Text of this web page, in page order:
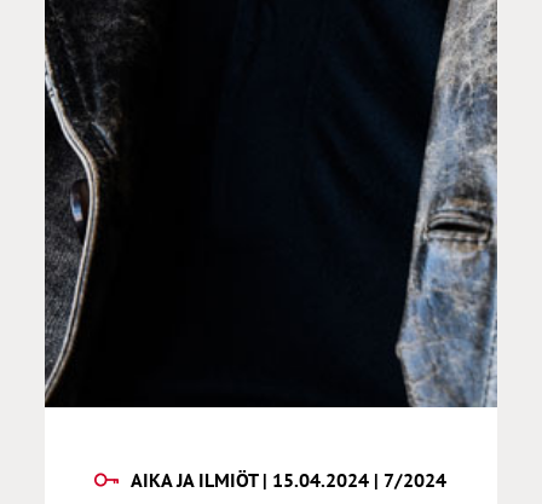
AIKA JA ILMIÖT | 15.04.2024 | 7/2024